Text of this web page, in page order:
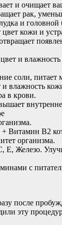
и очищает
рак,
и головной
кожи и
и
соли, питает
влажность
в крови.
Витамин B2
организма.
Железо.
с
после
эту